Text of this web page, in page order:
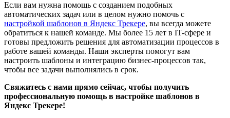
Если вам нужна помощь с созданием подобных
автоматических задач или в целом нужно помочь с
настройкой шаблонов в Яндекс Трекере, вы всегда можете
обратиться к нашей команде. Мы более 15 лет в IT-сфере и
готовы предложить решения для автоматизации процессов в
работе вашей команды. Наши эксперты помогут вам
настроить шаблоны и интеграцию бизнес-процессов так,
чтобы все задачи выполнялись в срок.
Свяжитесь с нами прямо сейчас, чтобы получить
профессиональную помощь в настройке шаблонов в
Яндекс Трекере!